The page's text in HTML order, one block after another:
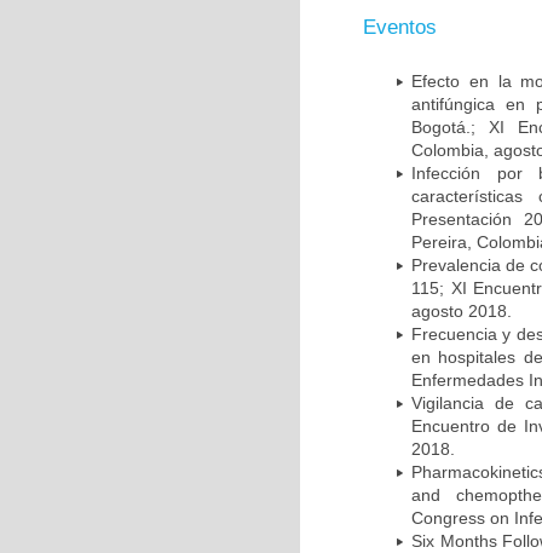
Eventos
Efecto en la
antifúngica en
Bogotá.; XI
Colombia,
Infección por
Presentación
Pereira,
Prevalencia de
115; XI
agosto 2018.
Frecuencia y
en hospitales
Enfermedades
Vigilancia de
Encuentro de
2018.
and
Congress on
Six Months